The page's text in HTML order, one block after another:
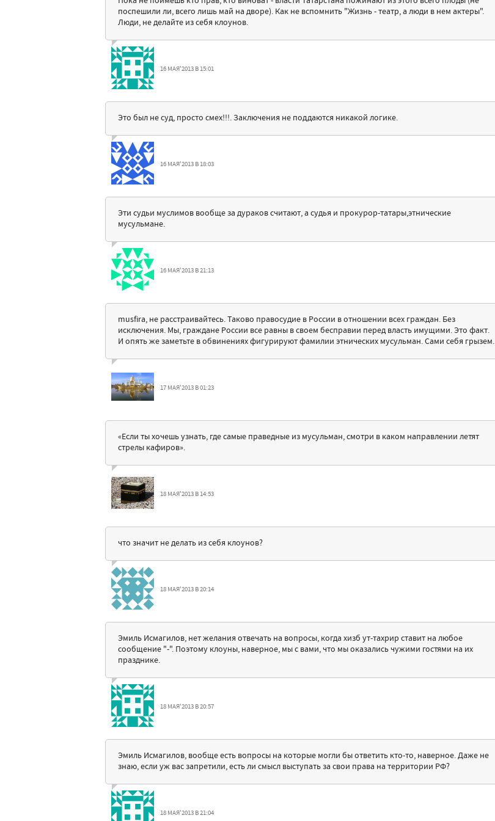
поспешили ли, всего лишь май на дворе). Как не вспомнить "Жизнь - театр, а люди в нем актеры".
Люди, не делайте из себя клоунов.
16 МАЯ'2013 В 15:01
Это был не суд, просто смех!!!. Заключения не поддаются никакой логике.
16 МАЯ'2013 В 18:03
Эти судьи муслимов вообще за дураков считают, а судья и прокурор-татары,этнические
мусульмане.
16 МАЯ'2013 В 21:13
musfira, не расстраивайтесь. Таково правосудие в России в отношении всех граждан. Без
исключения. Мы, граждане России все равны в своем бесправии перед власть имущими. Это факт.
И опять же заметьте в обвинениях фигурируют фамилии этнических мусульман. Сами себя грызем.
17 МАЯ'2013 В 01:23
«Если ты хочешь узнать, где самые праведные из мусульман, смотри в каком направлении летят
стрелы кафиров».
18 МАЯ'2013 В 14:53
что значит не делать из себя клоунов?
18 МАЯ'2013 В 20:14
Эмиль Исмагилов, нет желания отвечать на вопросы, когда хизб ут-тахрир ставит на любое
сообщение "-". Поэтому клоуны, наверное, мы с вами, что мы оказались чужими гостями на их
празднике.
18 МАЯ'2013 В 20:57
Эмиль Исмагилов, вообще есть вопросы на которые могли бы ответить кто-то, наверное. Даже не
знаю, если уж вас запретили, есть ли смысл выступать за свои права на территории РФ?
18 МАЯ'2013 В 21:04